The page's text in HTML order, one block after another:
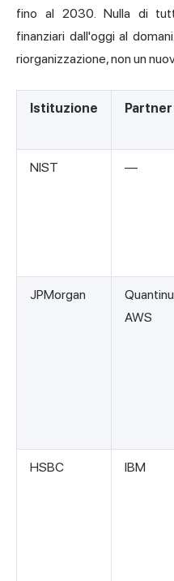
fino al 2030. Nulla di
finanziari dall'oggi al
riorganizzazione, non un
Istituzione Partner
NIST —
JPMorgan
AWS
HSBC IBM